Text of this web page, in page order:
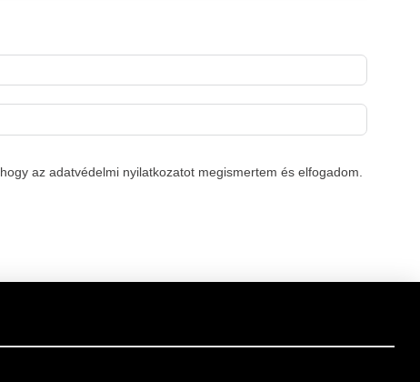
az adatvédelmi nyilatkozatot megismertem és elfogadom.